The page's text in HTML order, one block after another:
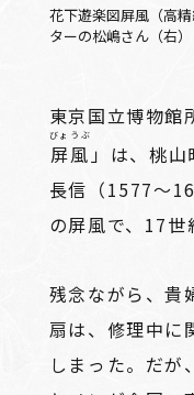
花下遊楽図屏風（高
ターの松嶋さん（右
東京国立博物館
屏風
びょうぶ
」は、桃山
長信（1577～
の屏風で、17世
残念ながら、貴
扇は、修理中に
しまった。だが